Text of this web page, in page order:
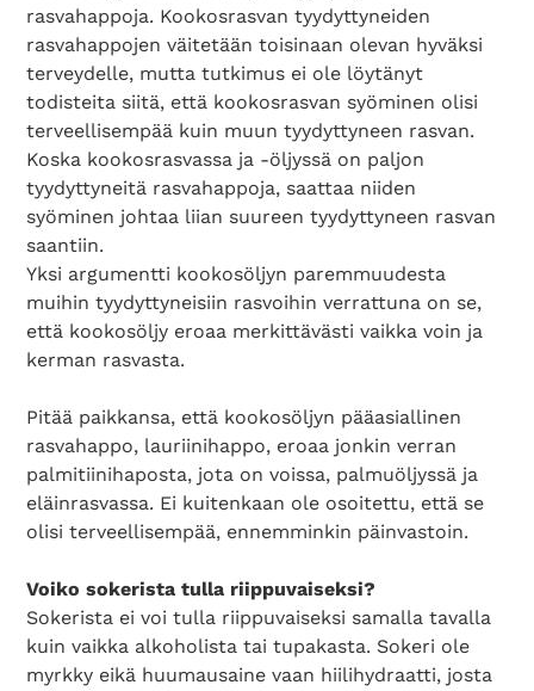
rasvahappoja. Kookosrasvan tyydyttyneiden
rasvahappojen väitetään toisinaan olevan hyväksi
terveydelle, mutta tutkimus ei ole löytänyt
todisteita siitä, että kookosrasvan syöminen olisi
terveellisempää kuin muun tyydyttyneen rasvan.
Koska kookosrasvassa ja -öljyssä on paljon
tyydyttyneitä rasvahappoja, saattaa niiden
syöminen johtaa liian suureen tyydyttyneen rasvan
saantiin.
Yksi argumentti kookosöljyn paremmuudesta
muihin tyydyttyneisiin rasvoihin verrattuna on se,
että kookosöljy eroaa merkittävästi vaikka voin ja
kerman rasvasta.
Pitää paikkansa, että kookosöljyn pääasiallinen
rasvahappo, lauriinihappo, eroaa jonkin verran
palmitiinihaposta, jota on voissa, palmuöljyssä ja
eläinrasvassa. Ei kuitenkaan ole osoitettu, että se
olisi terveellisempää, ennemminkin päinvastoin.
Voiko sokerista tulla riippuvaiseksi?
Sokerista ei voi tulla riippuvaiseksi samalla tavalla
kuin vaikka alkoholista tai tupakasta. Sokeri ole
myrkky eikä huumausaine vaan hiilihydraatti, josta